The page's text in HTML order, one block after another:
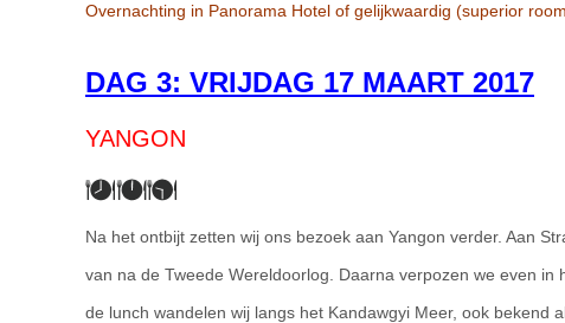
Overnachting in Panorama Hotel of gelijkwaardig (superior
DAG 3: VRIJDAG 17 MAART 2017
YANGON
Na het ontbijt zetten wij ons bezoek aan Yangon verder. Aan
van na de Tweede Wereldoorlog. Daarna verpozen we even
de lunch wandelen wij langs het Kandawgyi Meer, ook bekend